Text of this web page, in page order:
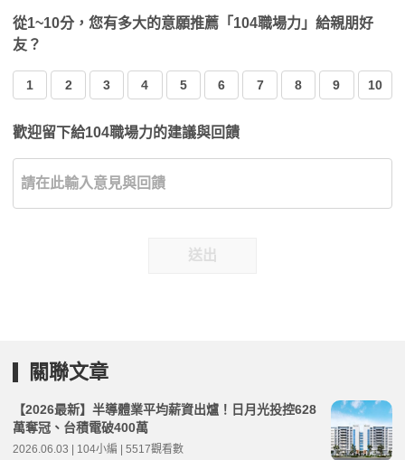
從1~10分，您有多大的意願推薦「104職場力」給親朋好
友？
1 2 3 4 5 6 7 8 9 10
歡迎留下給104職場力的建議與回饋
送出
關聯文章
【2026最新】半導體業平均薪資出爐！日月光投控628
萬奪冠、台積電破400萬
2026.06.03 | 104小編 | 5517觀看數